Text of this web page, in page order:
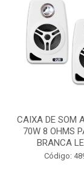
CAIXA DE SOM
70W 8 OHMS
BRANCA
Código: